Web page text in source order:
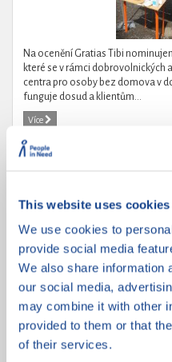
This website uses cookies
We use cookies to
provide social media
We also share information
our social media,
may combine it with other
provided to them or that
of their services.
Na ocenění Gratias Tibi
které se v rámci
centra pro osoby bez domova v
funguje dosud a klientům...
Více